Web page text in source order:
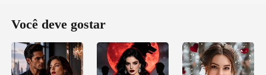
Você deve gostar